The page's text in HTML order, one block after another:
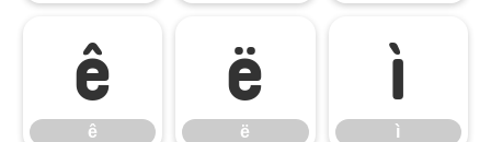
ê
ê
ë
ë
ì
ì